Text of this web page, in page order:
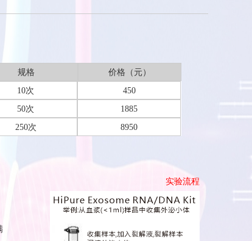
规格
价格（元）
10次
450
50次
1885
250次 8950
实验流程